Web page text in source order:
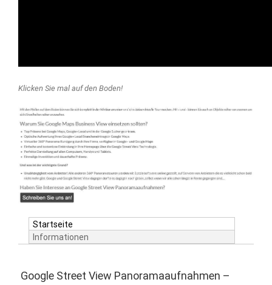
Klicken Sie mal auf den Boden!
Startseite
Informationen
Google Street View Panoramaaufnahmen –